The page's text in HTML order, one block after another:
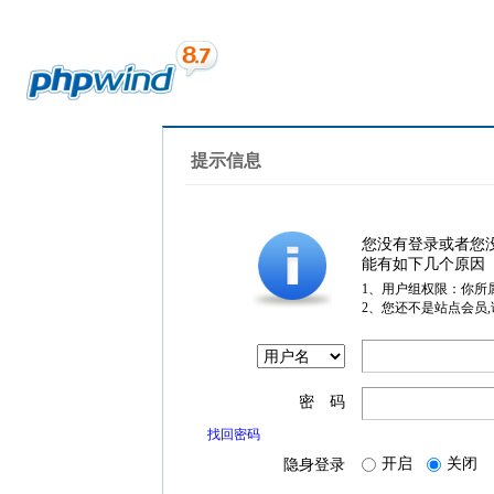
提示信息
您没有登录或者您
能有如下几个原因
1、用户组权限：你所
2、您还不是站点会员
密 码
找回密码
隐身登录 开启 关闭